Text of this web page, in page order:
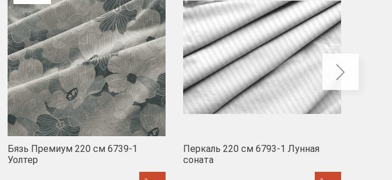
Бязь Премиум 220 см 6739-1
Уолтер
Перкаль 220 см 6793-1 Лунная
соната